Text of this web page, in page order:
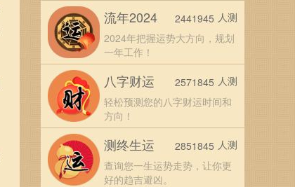
流年2024
2024年把握运势大方向，规划
一年工作！
2441945 人测
八字财运
轻松预测您的八字财运时间和
方向！
2571845 人测
测终生运
查询您一生运势走势，让你更
好的趋吉避凶。
2851845 人测